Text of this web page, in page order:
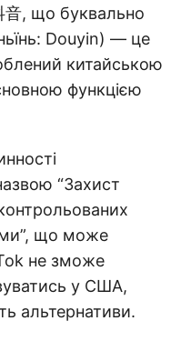
音, що буквально
Douyin) — це
китайською
функцією
“Захист
що може
не зможе
у США,
альтернативи.